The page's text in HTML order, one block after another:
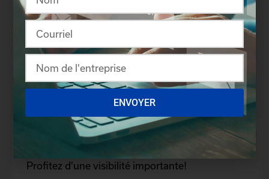
Devenez partenaire
Profitez d'une visibilité importante!
ENVOYER